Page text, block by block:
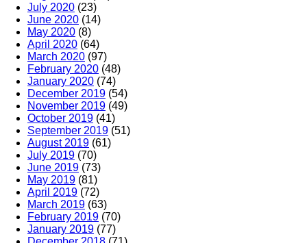
July 2020 (23)
June 2020 (14)
May 2020 (8)
April 2020 (64)
March 2020 (97)
February 2020 (48)
January 2020 (74)
December 2019 (54)
November 2019 (49)
October 2019 (41)
September 2019 (51)
August 2019 (61)
July 2019 (70)
June 2019 (73)
May 2019 (81)
April 2019 (72)
March 2019 (63)
February 2019 (70)
January 2019 (77)